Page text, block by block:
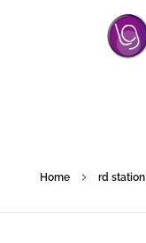
Home rd station